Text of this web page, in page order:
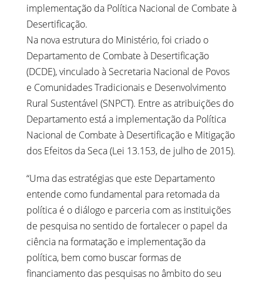
implementação da Política Nacional de Combate à
Desertificação.
Na nova estrutura do Ministério, foi criado o
Departamento de Combate à Desertificação
(DCDE), vinculado à Secretaria Nacional de Povos
e Comunidades Tradicionais e Desenvolvimento
Rural Sustentável (SNPCT). Entre as atribuições do
Departamento está a implementação da Política
Nacional de Combate à Desertificação e Mitigação
dos Efeitos da Seca (Lei 13.153, de julho de 2015).
“Uma das estratégias que este Departamento
entende como fundamental para retomada da
política é o diálogo e parceria com as instituições
de pesquisa no sentido de fortalecer o papel da
ciência na formatação e implementação da
política, bem como buscar formas de
financiamento das pesquisas no âmbito do seu